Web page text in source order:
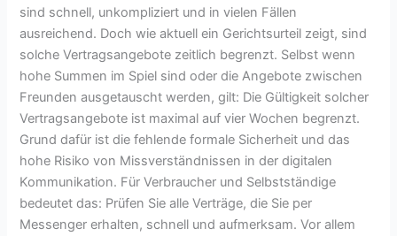
sind schnell, unkompliziert und in vielen Fällen
ausreichend. Doch wie aktuell ein Gerichtsurteil zeigt, sind
solche Vertragsangebote zeitlich begrenzt. Selbst wenn
hohe Summen im Spiel sind oder die Angebote zwischen
Freunden ausgetauscht werden, gilt: Die Gültigkeit solcher
Vertragsangebote ist maximal auf vier Wochen begrenzt.
Grund dafür ist die fehlende formale Sicherheit und das
hohe Risiko von Missverständnissen in der digitalen
Kommunikation. Für Verbraucher und Selbstständige
bedeutet das: Prüfen Sie alle Verträge, die Sie per
Messenger erhalten, schnell und aufmerksam. Vor allem